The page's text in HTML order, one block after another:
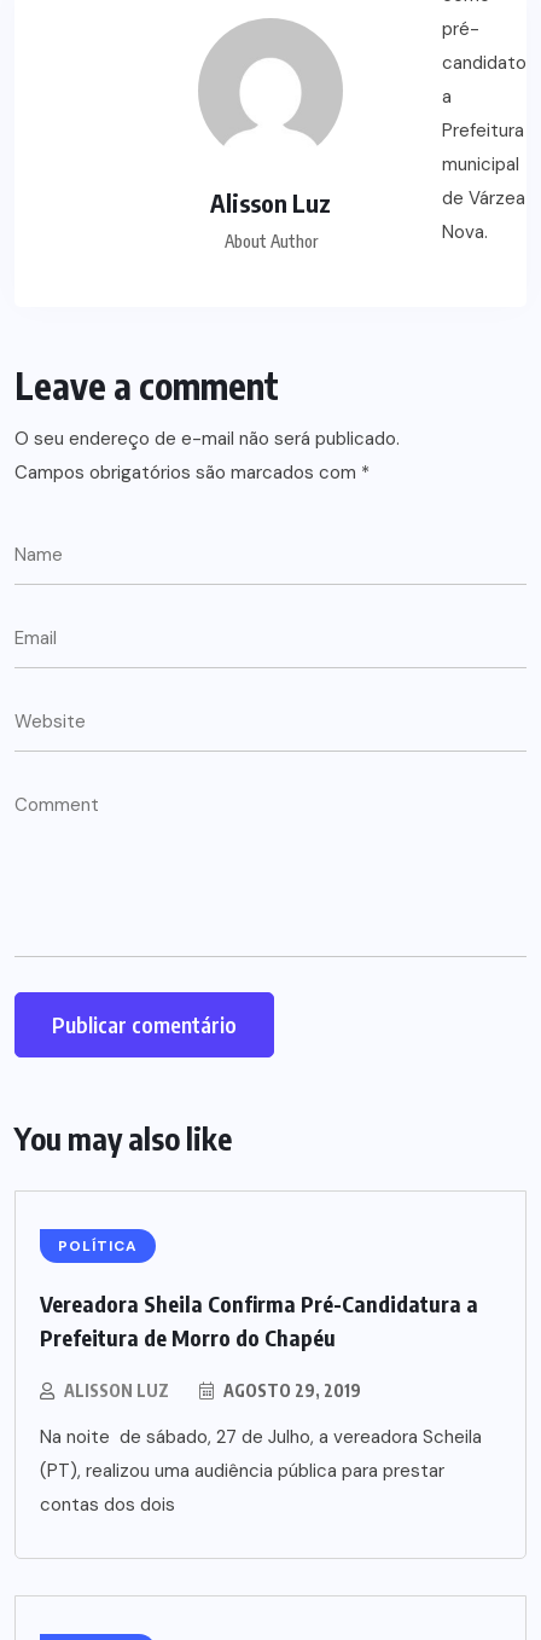
Alisson Luz
About Author
Leave a comment
O seu endereço de e-mail não será publicado.
Campos obrigatórios são marcados com *
You may also like
POLÍTICA
Vereadora Sheila Confirma Pré-Candidatura a
Prefeitura de Morro do Chapéu
ALISSON LUZ AGOSTO 29, 2019
Na noite de sábado, 27 de Julho, a vereadora Scheila
(PT), realizou uma audiência pública para prestar
contas dos dois